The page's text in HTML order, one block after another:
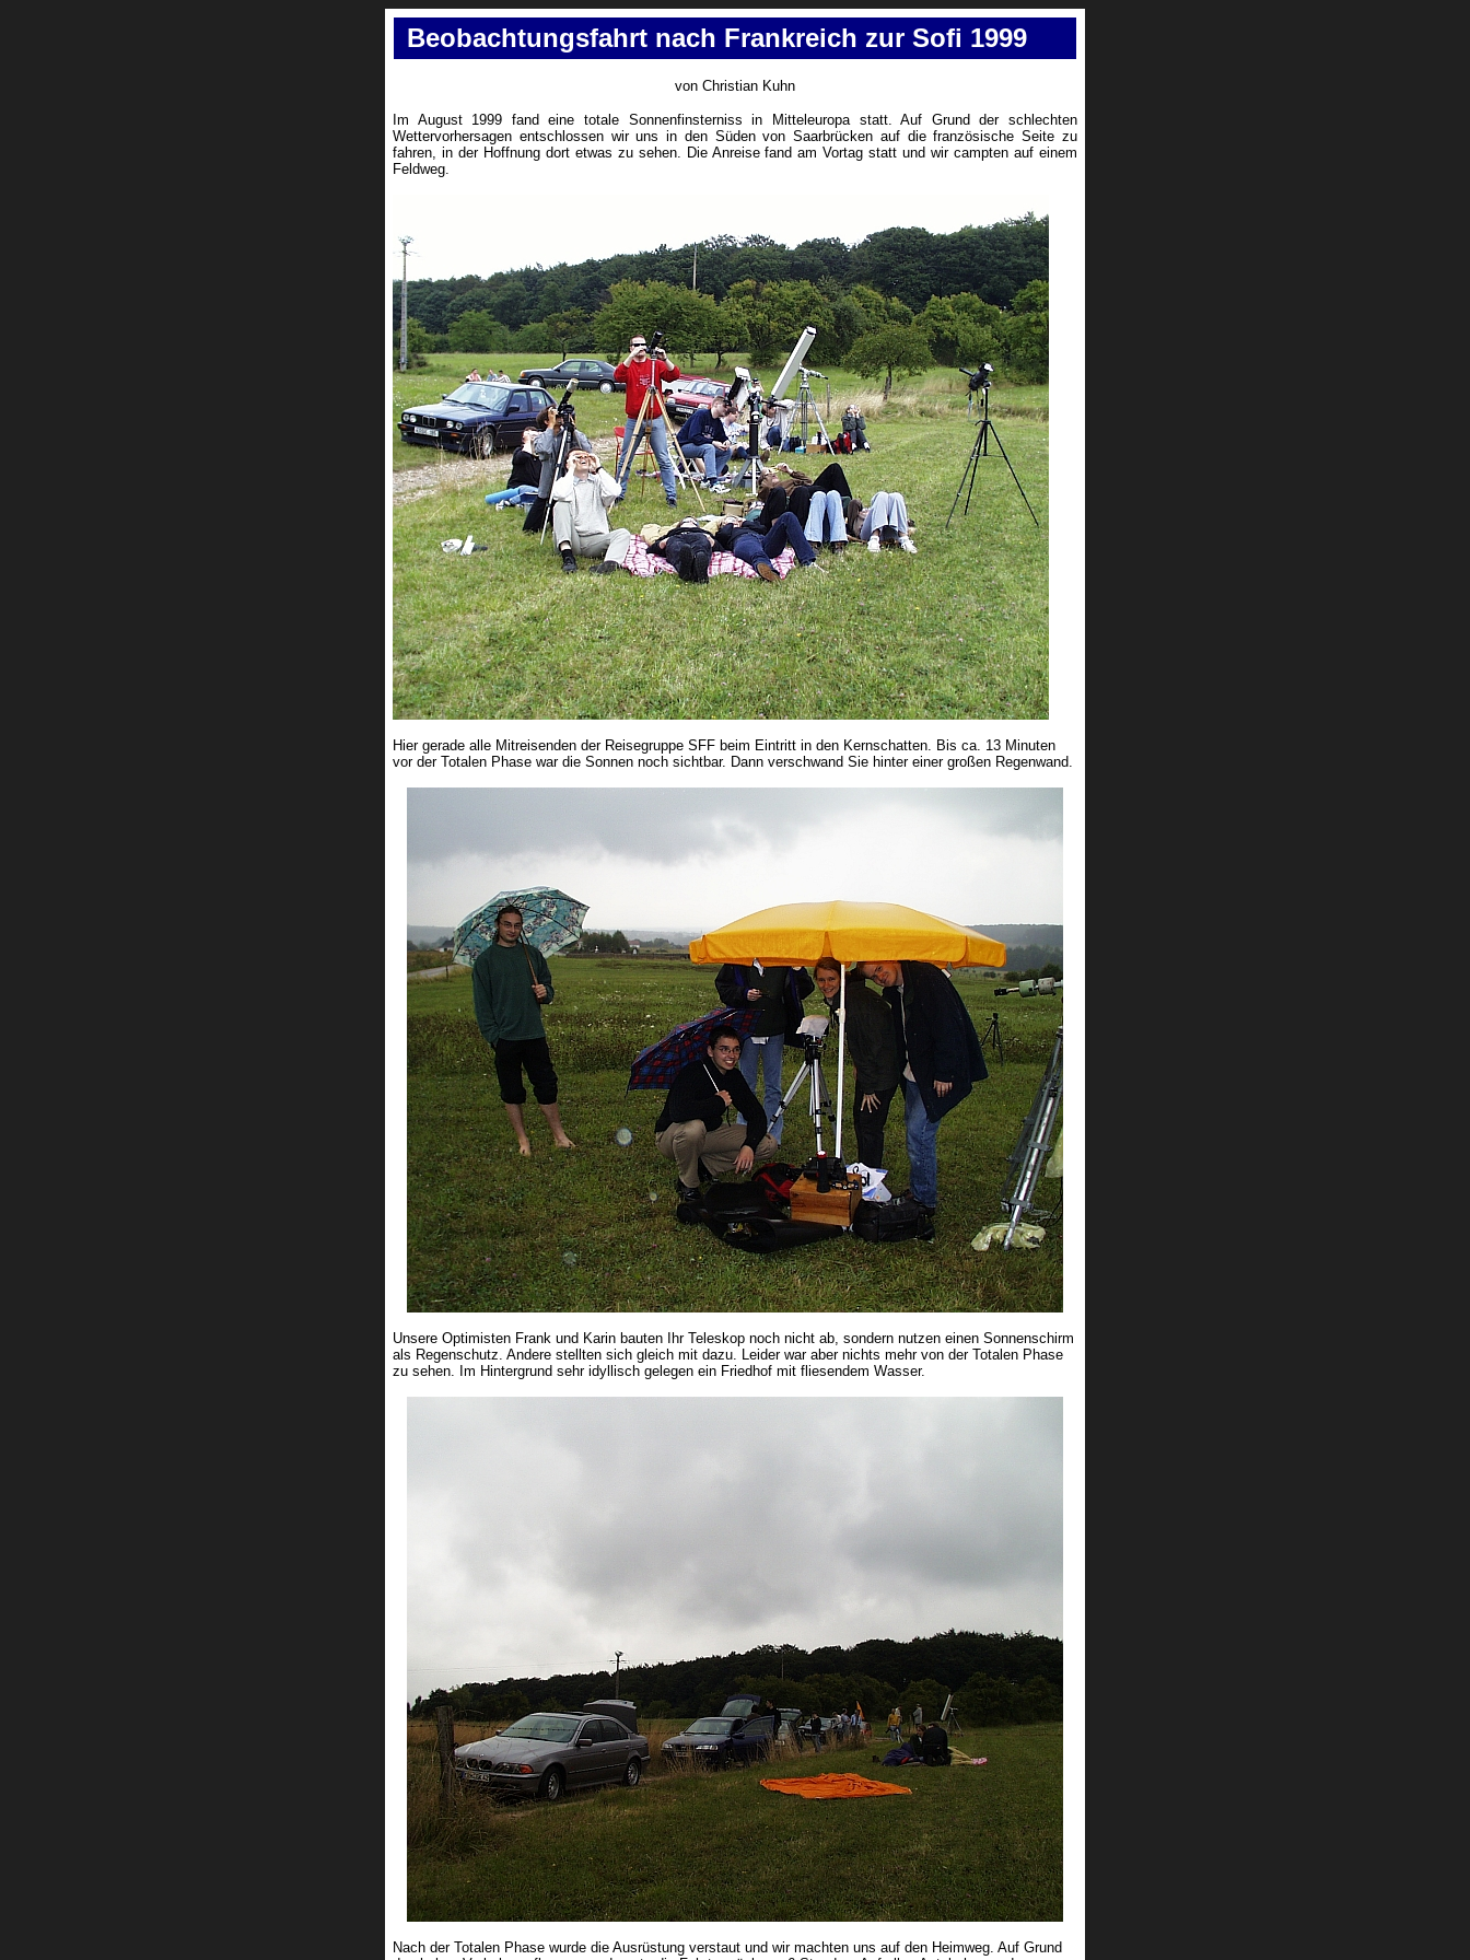
Beobachtungsfahrt nach Frankreich zur Sofi 1999
von Christian Kuhn
Im August 1999 fand eine totale Sonnenfinsterniss in Mitteleuropa statt. Auf Grund der schlechten
Wettervorhersagen entschlossen wir uns in den Süden von Saarbrücken auf die französische Seite zu
fahren, in der Hoffnung dort etwas zu sehen. Die Anreise fand am Vortag statt und wir campten auf einem
Feldweg.
Hier gerade alle Mitreisenden der Reisegruppe SFF beim Eintritt in den Kernschatten. Bis ca. 13 Minuten
vor der Totalen Phase war die Sonnen noch sichtbar. Dann verschwand Sie hinter einer großen Regenwand.
Unsere Optimisten Frank und Karin bauten Ihr Teleskop noch nicht ab, sondern nutzen einen Sonnenschirm
als Regenschutz. Andere stellten sich gleich mit dazu. Leider war aber nichts mehr von der Totalen Phase
zu sehen. Im Hintergrund sehr idyllisch gelegen ein Friedhof mit fliesendem Wasser.
Nach der Totalen Phase wurde die Ausrüstung verstaut und wir machten uns auf den Heimweg. Auf Grund